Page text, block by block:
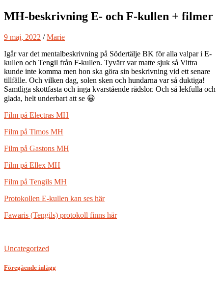
MH-beskrivning E- och F-kullen + filmer
9 maj, 2022 /Marie
Igår var det mentalbeskrivning på Södertälje BK för alla valpar i E-
kullen och Tengil från F-kullen. Tyvärr var matte sjuk så Vittra
kunde inte komma men hon ska göra sin beskrivning vid ett senare
tillfälle. Och vilken dag, solen sken och hundarna var så duktiga!
Samtliga skottfasta och inga kvarstående rädslor. Och så lekfulla och
glada, helt underbart att se 😀
Film på Electras MH
Film på Timos MH
Film på Gastons MH
Film på Ellex MH
Film på Tengils MH
Protokollen E-kullen kan ses här
Fawaris (Tengils) protokoll finns här
Uncategorized
Föregående inlägg